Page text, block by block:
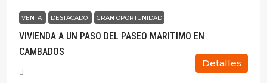
VENTA DESTACADO GRAN OPORTUNIDAD
VIVIENDA A UN PASO DEL PASEO MARITIMO EN
CAMBADOS
Detalles